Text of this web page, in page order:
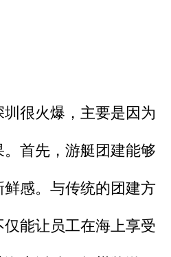
很火爆，主要是因为
首先，游艇团建能够
感。与传统的团建方
能让员工在海上享受